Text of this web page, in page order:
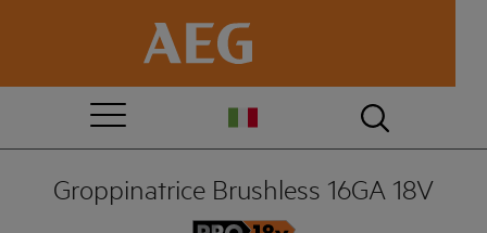
Groppinatrice Brushless 16GA 18V